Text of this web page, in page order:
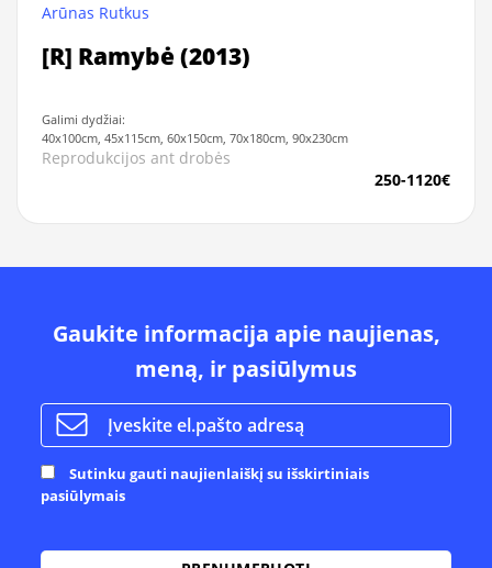
Arūnas Rutkus
[R] Ramybė (2013)
Galimi dydžiai:
40x100cm, 45x115cm, 60x150cm, 70x180cm, 90x230cm
Reprodukcijos ant drobės
250-1120€
Gaukite informacija apie naujienas,
meną, ir pasiūlymus
Sutinku gauti naujienlaiškį su išskirtiniais
pasiūlymais